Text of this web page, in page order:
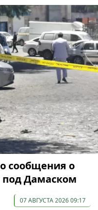
сообщения о
Дамаском
07 АВГУСТА 2026 09:17